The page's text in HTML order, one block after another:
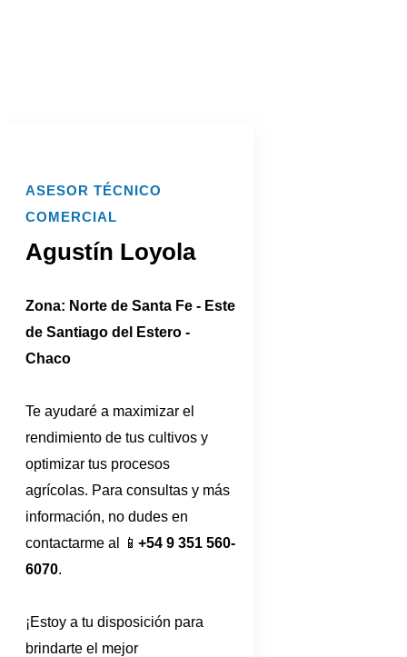
ASESOR TÉCNICO
COMERCIAL
Agustín Loyola
Zona: Norte de Santa Fe - Este
de Santiago del Estero -
Chaco
Te ayudaré a maximizar el
rendimiento de tus cultivos y
optimizar tus procesos
agrícolas. Para consultas y más
información, no dudes en
contactarme al 📱 +54 9 351 560-
6070.
¡Estoy a tu disposición para
brindarte el mejor